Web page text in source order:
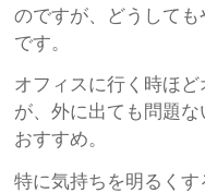
のですが、どうして
です。
オフィスに行く時ほ
が、外に出ても問題
おすすめ。
特に気持ちを明るく